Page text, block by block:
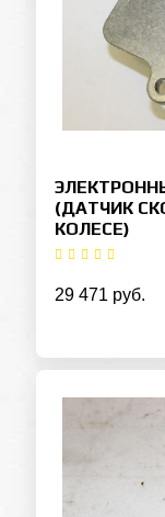
(ДАТЧИК
КОЛЕСЕ)
29 471 руб.